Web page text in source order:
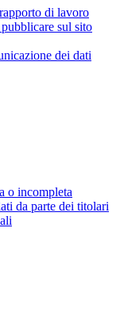
di lavoro
sul sito
dei dati
o incompleta
da parte dei titolari